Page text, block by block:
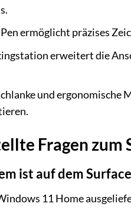
ermöglicht präzises
erweitert die
und ergonomische
Fragen zum
ist auf dem
11 Home